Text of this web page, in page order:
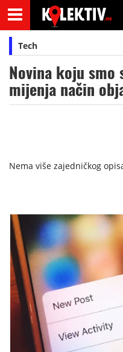
Tech
Novina koju
mijenja način
Nema više zajedničkog